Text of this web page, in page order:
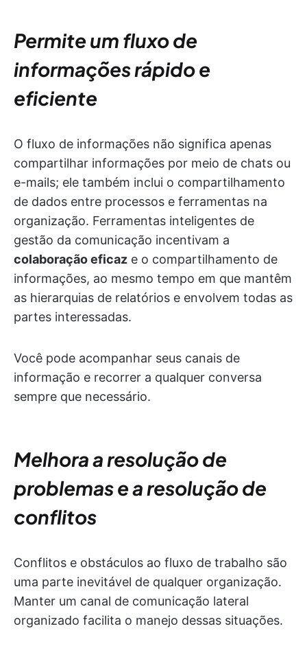
Permite um fluxo de
informações rápido e
eficiente
O fluxo de informações não significa apenas
compartilhar informações por meio de chats ou
e-mails; ele também inclui o compartilhamento
de dados entre processos e ferramentas na
organização. Ferramentas inteligentes de
gestão da comunicação incentivam a
colaboração eficaz e o compartilhamento de
informações, ao mesmo tempo em que mantêm
as hierarquias de relatórios e envolvem todas as
partes interessadas.
Você pode acompanhar seus canais de
informação e recorrer a qualquer conversa
sempre que necessário.
Melhora a resolução de
problemas e a resolução de
conflitos
Conflitos e obstáculos ao fluxo de trabalho são
uma parte inevitável de qualquer organização.
Manter um canal de comunicação lateral
organizado facilita o manejo dessas situações.